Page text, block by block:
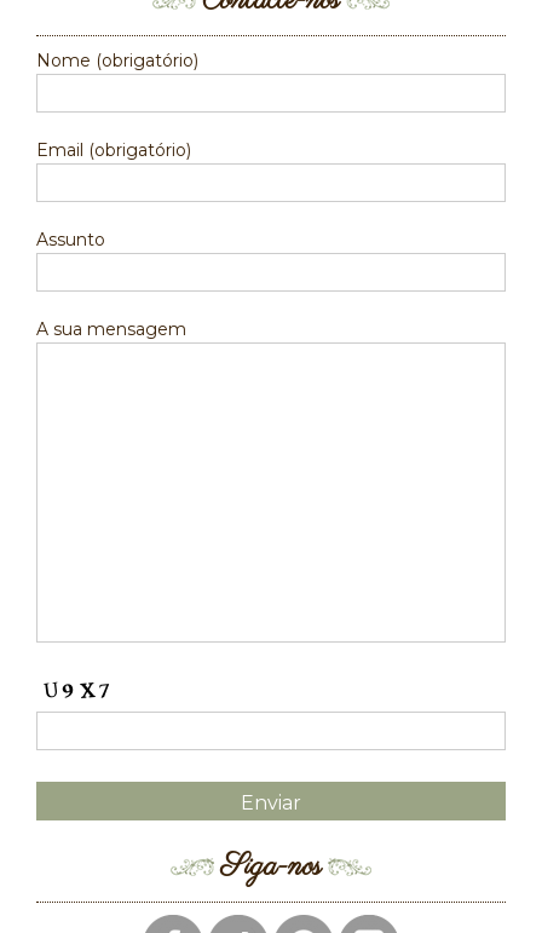
Nome (obrigatório)
Email (obrigatório)
Assunto
A sua mensagem
Siga-nos